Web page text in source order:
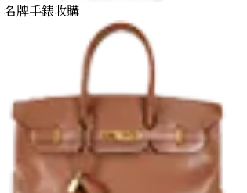
Coin to Celebrate His Majesty the
名牌手錶收購